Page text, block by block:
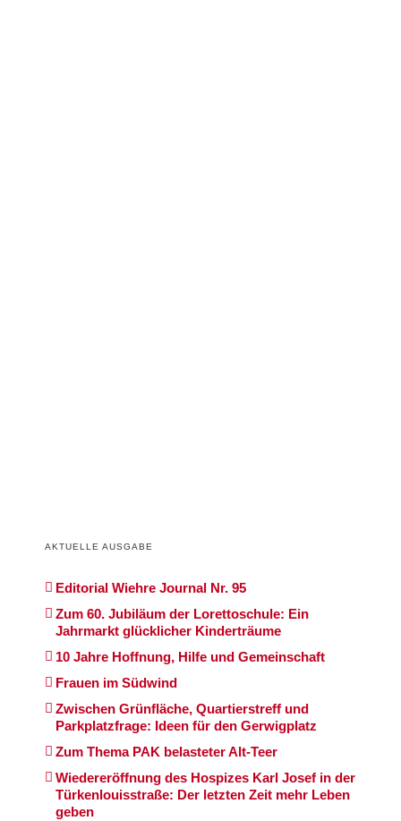
AKTUELLE AUSGABE
Editorial Wiehre Journal Nr. 95
Zum 60. Jubiläum der Lorettoschule: Ein
Jahrmarkt glücklicher Kinderträume
10 Jahre Hoffnung, Hilfe und Gemeinschaft
Frauen im Südwind
Zwischen Grünfläche, Quartierstreff und
Parkplatzfrage: Ideen für den Gerwigplatz
Zum Thema PAK belasteter Alt-Teer
Wiedereröffnung des Hospizes Karl Josef in der
Türkenlouisstraße: Der letzten Zeit mehr Leben
geben